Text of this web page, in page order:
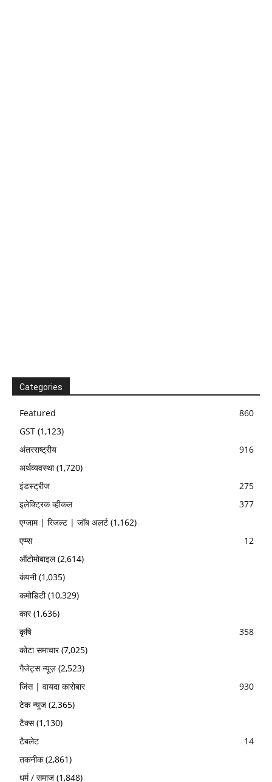
Categories
Featured
860
GST (1,123)
अंतरराष्ट्रीय
916
अर्थव्यवस्था(1,720)
इंडस्ट्रीज
275
इलेक्ट्रिक व्हीकल
377
एग्जाम | रिजल्ट | जॉब अलर्ट (1,162)
एप्प्स
12
ऑटोमोबाइल(2,614)
कंपनी(1,035)
कमोडिटी(10,329)
कार(1,636)
कृषि
358
कोटा समाचार(7,025)
गैजेट्स न्यूज़ (2,523)
जिंस | वायदा कारोबार
930
टेक न्यूज (2,365)
टैक्स(1,130)
टैबलेट
14
तकनीक(2,861)
धर्म / समाज (1,848)